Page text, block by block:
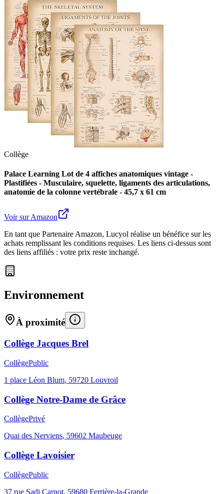
Collège
Palace Learning Lot de 4 affiches anatomiques vintage -
Plastifiées - Musculaire, squelette, ligaments des articulations,
anatomie de la colonne vertébrale - 45,7 x 61 cm
Voir sur Amazon
En tant que Partenaire Amazon, Lucyol réalise un bénéfice sur les
achats remplissant les conditions requises. Les liens ci-dessus sont
des liens affiliés : votre prix reste inchangé.
Environnement
À proximité
Collège Jacques Brel
CollègePublic
1 place Léon Blum, 59720 Louvroil
Collège Notre-Dame de Grâce
CollègePrivé
Quai des Nerviens, 59602 Maubeuge
Collège Lavoisier
CollègePublic
37 rue Sadi Carnot, 59680 Ferrière-la-Grande